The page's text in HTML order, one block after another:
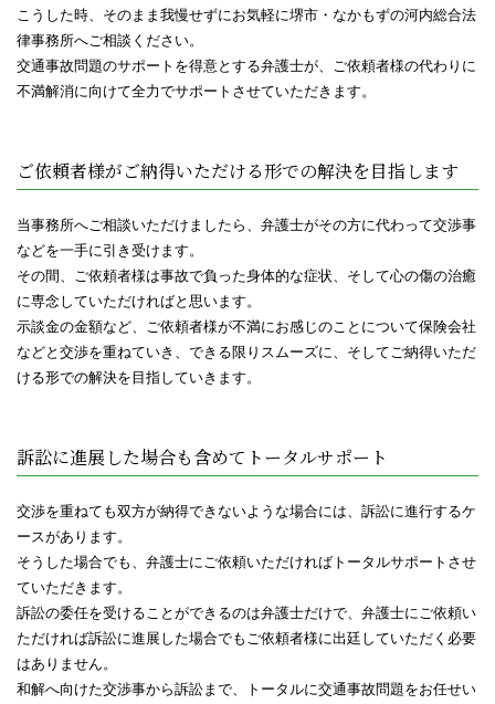
こうした時、そのまま我慢せずにお気軽に堺市・なかもずの河内総合法
律事務所へご相談ください。
交通事故問題のサポートを得意とする弁護士が、ご依頼者様の代わりに
不満解消に向けて全力でサポートさせていただきます。
ご依頼者様がご納得いただける形での解決を目指します
当事務所へご相談いただけましたら、弁護士がその方に代わって交渉事
などを一手に引き受けます。
その間、ご依頼者様は事故で負った身体的な症状、そして心の傷の治癒
に専念していただければと思います。
示談金の金額など、ご依頼者様が不満にお感じのことについて保険会社
などと交渉を重ねていき、できる限りスムーズに、そしてご納得いただ
ける形での解決を目指していきます。
訴訟に進展した場合も含めてトータルサポート
交渉を重ねても双方が納得できないような場合には、訴訟に進行するケ
ースがあります。
そうした場合でも、弁護士にご依頼いただければトータルサポートさせ
ていただきます。
訴訟の委任を受けることができるのは弁護士だけで、弁護士にご依頼い
ただければ訴訟に進展した場合でもご依頼者様に出廷していただく必要
はありません。
和解へ向けた交渉事から訴訟まで、トータルに交通事故問題をお任せい